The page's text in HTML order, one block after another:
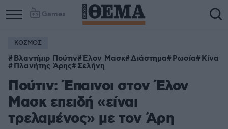
Games
Column
1
Column
2
ΚΟΣΜΟΣ
Βλαντίμιρ Πούτιν Έλον Μασκ Διάστημα Ρωσία Κίνα
Πλανήτης Άρης Σελήνη
Πούτιν: Έπαινοι στον Έλον
Μασκ επειδή «είναι
τρελαμένος» με τον Άρη